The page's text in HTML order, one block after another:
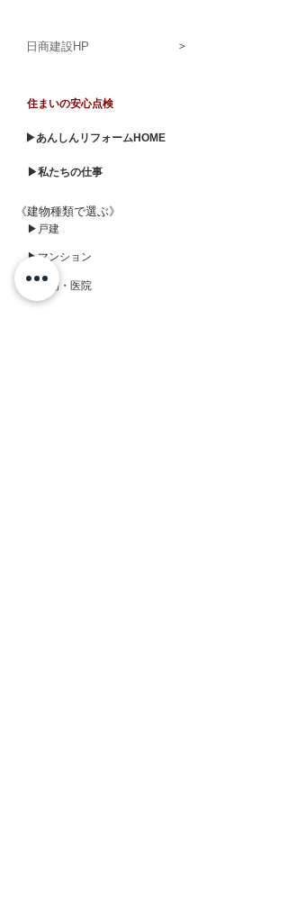
日商建設HP ＞
住まいの安心点検
▶あんしんリフォームHOME
▶私たちの仕事
《建物種類で選ぶ》
▶戸建
▶マンション
▶店舗・医院